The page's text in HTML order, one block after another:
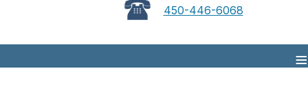
450-446-6068
≡